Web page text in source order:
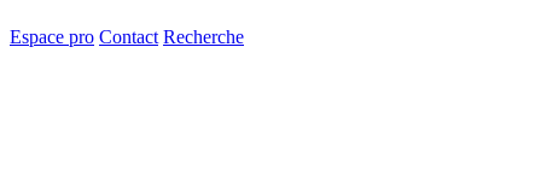
Espace pro Contact Recherche